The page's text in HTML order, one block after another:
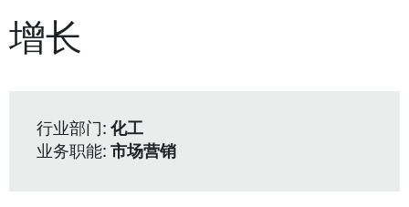
增长
行业部门: 化工
业务职能: 市场营销